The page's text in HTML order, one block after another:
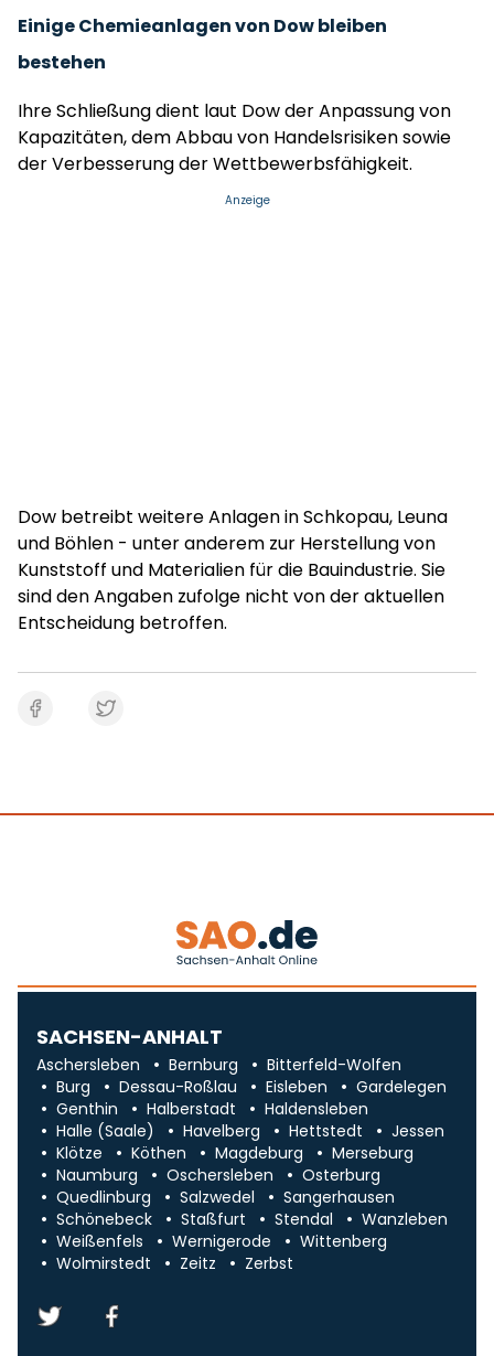
Einige Chemieanlagen von Dow bleiben
bestehen
Ihre Schließung dient laut Dow der Anpassung von
Kapazitäten, dem Abbau von Handelsrisiken sowie
der Verbesserung der Wettbewerbsfähigkeit.
Anzeige
Dow betreibt weitere Anlagen in Schkopau, Leuna
und Böhlen - unter anderem zur Herstellung von
Kunststoff und Materialien für die Bauindustrie. Sie
sind den Angaben zufolge nicht von der aktuellen
Entscheidung betroffen.
SACHSEN-ANHALT
Aschersleben Bernburg
Bitterfeld-Wolfen
Burg
Dessau-Roßlau Eisleben
Gardelegen
Genthin
Halberstadt
Haldensleben
Halle (Saale)
Havelberg Hettstedt
Jessen
Klötze
Köthen Magdeburg
Merseburg
Naumburg
Oschersleben
Osterburg
Quedlinburg
Salzwedel
Sangerhausen
Schönebeck
Staßfurt Stendal
Wanzleben
Weißenfels
Wernigerode
Wittenberg
Wolmirstedt
Zeitz Zerbst